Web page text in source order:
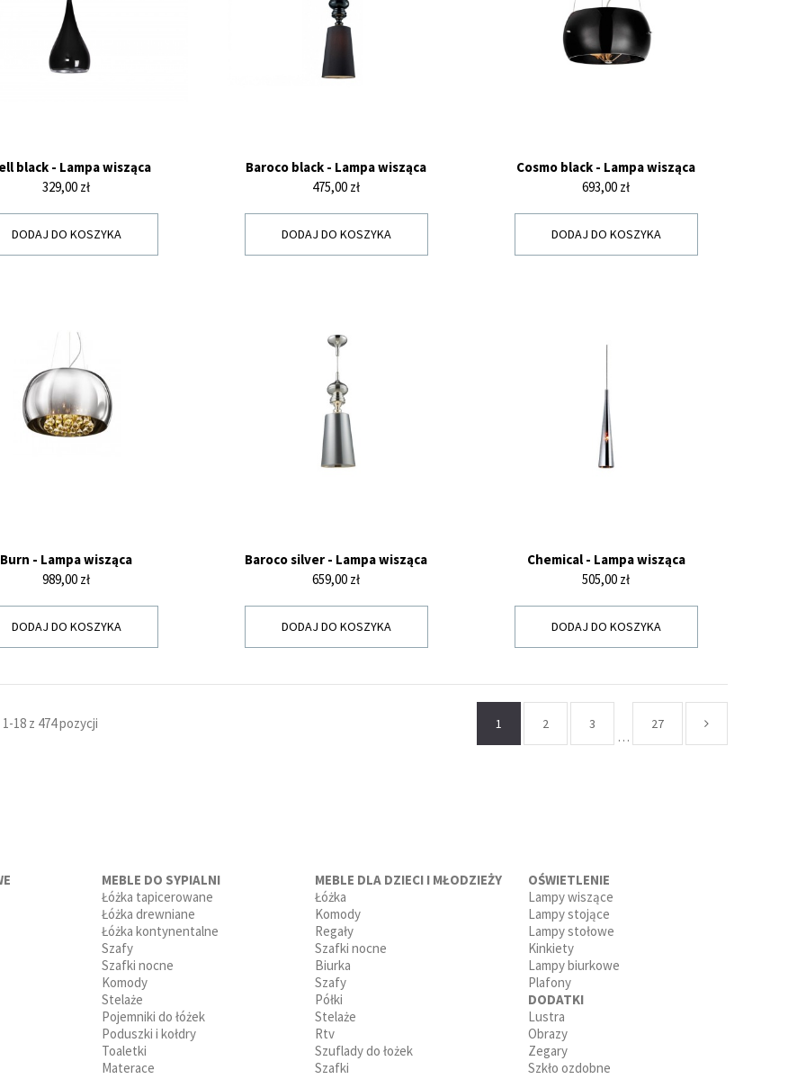
black - Lampa wisząca
Cena
329,00 zł
DODAJ DO KOSZYKA
Baroco black - Lampa wisząca
Cena
475,00 zł
DODAJ DO KOSZYKA
Cosmo black - Lampa wisząca
Cena
693,00 zł
DODAJ DO KOSZYKA
Burn - Lampa wisząca
Cena
989,00 zł
DODAJ DO KOSZYKA
Baroco silver - Lampa wisząca
Cena
659,00 zł
DODAJ DO KOSZYKA
Chemical - Lampa wisząca
Cena
505,00 zł
DODAJ DO KOSZYKA
18 z 474 pozycji 1 2 3
…
27
MEBLE DO SYPIALNI
Łóżka tapicerowane
Łóżka drewniane
Łóżka kontynentalne
Szafy
Szafki nocne
Komody
Stelaże
Pojemniki do łóżek
Poduszki i kołdry
Toaletki
Materace
MEBLE DLA DZIECI I MŁODZIEŻY
Łóżka
Komody
Regały
Szafki nocne
Biurka
Szafy
Półki
Stelaże
Rtv
Szuflady do łożek
Szafki
OŚWIETLENIE
Lampy wiszące
Lampy stojące
Lampy stołowe
Kinkiety
Lampy biurkowe
Plafony
DODATKI
Lustra
Obrazy
Zegary
Szkło ozdobne